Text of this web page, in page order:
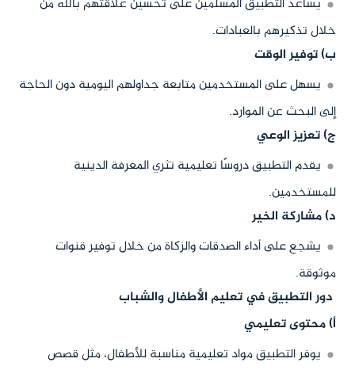
يساعد التطبيق المسلمين على تحسين علاقتهم بالله من
خلال تذكيرهم بالعبادات.
ب) توفير الوقت
يسهل على المستخدمين متابعة جداولهم اليومية دون الحاجة
إلى البحث عن الموارد.
ج) تعزيز الوعي
يقدم التطبيق دروسًا تعليمية تثري المعرفة الدينية
للمستخدمين.
د) مشاركة الخير
يشجع على أداء الصدقات والزكاة من خلال توفير قنوات
موثوقة.
دور التطبيق في تعليم الأطفال والشباب
أ) محتوى تعليمي
يوفر التطبيق مواد تعليمية مناسبة للأطفال، مثل قصص